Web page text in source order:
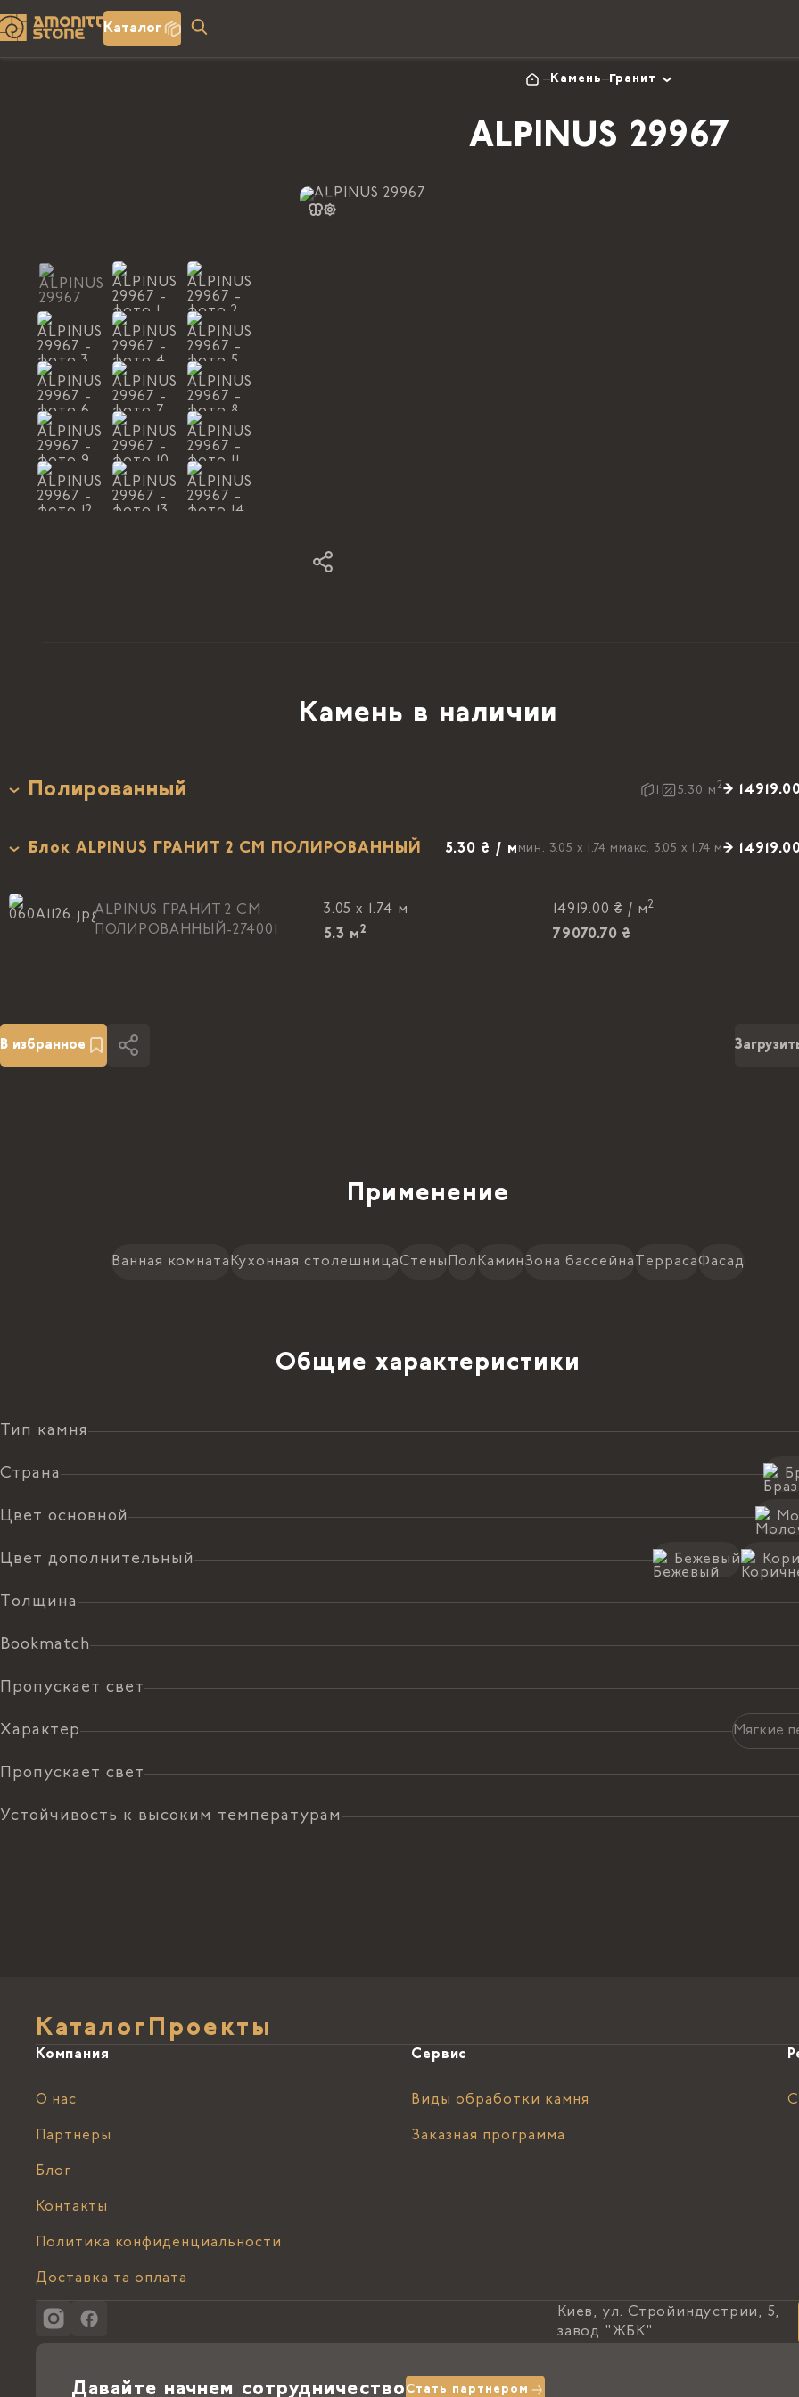
Каталог
Камень Гранит
ALPINUS 29967
Камень в наличии
Полированный 5.30 м2→
Блок ALPINUS ГРАНИТ 2 CM ПОЛИРОВАННЫЙ 5.30 ₴ / м мин. 3.05 x 1.74 м макс. 3.05 x 1.74 м→
ALPINUS ГРАНИТ 2 CM
ПОЛИРОВАННЫЙ-274001
3.05 x 1.74 м
5.3 м2
14919.00 ₴ / м2
79070.70 ₴
В избранное
Применение
Ванная комнатаКухонная столешницаСтеныПолКаминЗона бассейна ТеррасаФасад
Общие характеристики
Тип камня
Страна
Цвет основной
Цвет дополнительный Бежевый
Толщина
Bookmatch
Пропускает свет
Характер Мягкие
Пропускает свет
Устойчивость к высоким температурам
Каталог Проекты
Компания
О нас
Партнеры
Блог
Контакты
Политика конфиденциальности
Доставка та оплата
Сервис
Виды обработки камня
Заказная программа
Киев, ул. Стройиндустрии, 5,
завод "ЖБК"
Давайте начнем сотрудничество Стать партнером